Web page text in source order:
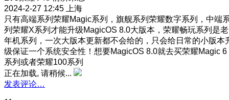
2024-2-27 12:45
上海
只有高端系列荣耀Magic系列，旗舰系列荣耀数字系列，中端
列荣耀X系列才能升级MagicOS 8.0大版本，荣耀畅玩系列是老
年机系列，一次大版本更新都不会给的，只会给日常的小版本
级保证一个系统安全性！想要MagicOS 8.0就去买荣耀Magic 6
系列或者荣耀100系列
正在加载, 请稍候...
发表评论…